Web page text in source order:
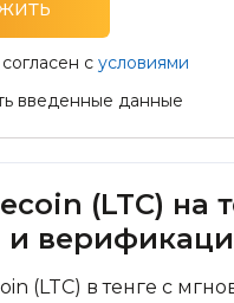
с условиями
введенные данные
(LTC) на
и
(LTC) в тенге с